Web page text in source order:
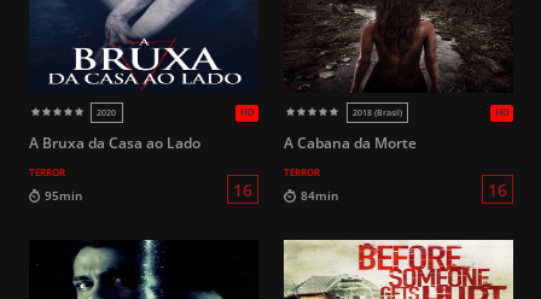
HD
2013 2021
90min 16 86min
A Bruxa da Casa ao Lado
TERROR
A Cabana da Morte
TERROR